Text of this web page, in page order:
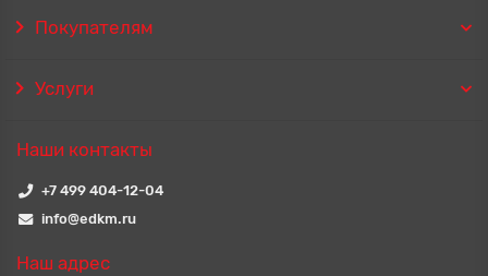
Покупателям
Услуги
Наши контакты
+7 499 404-12-04
info@edkm.ru
Наш адрес